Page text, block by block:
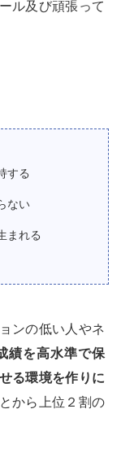
ル及び頑張って
する
ない
まれる
ンの低い人やネ
績を高水準で保
る環境を作りに
から上位２割の